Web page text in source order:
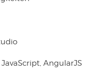
AngularJS